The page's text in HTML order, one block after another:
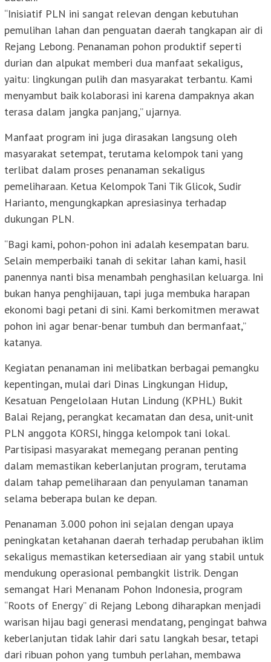
“Inisiatif PLN ini sangat relevan dengan kebutuhan
pemulihan lahan dan penguatan daerah tangkapan air di
Rejang Lebong. Penanaman pohon produktif seperti
durian dan alpukat memberi dua manfaat sekaligus,
yaitu: lingkungan pulih dan masyarakat terbantu. Kami
menyambut baik kolaborasi ini karena dampaknya akan
terasa dalam jangka panjang,” ujarnya.
Manfaat program ini juga dirasakan langsung oleh
masyarakat setempat, terutama kelompok tani yang
terlibat dalam proses penanaman sekaligus
pemeliharaan. Ketua Kelompok Tani Tik Glicok, Sudir
Harianto, mengungkapkan apresiasinya terhadap
dukungan PLN.
“Bagi kami, pohon-pohon ini adalah kesempatan baru.
Selain memperbaiki tanah di sekitar lahan kami, hasil
panennya nanti bisa menambah penghasilan keluarga. Ini
bukan hanya penghijauan, tapi juga membuka harapan
ekonomi bagi petani di sini. Kami berkomitmen merawat
pohon ini agar benar-benar tumbuh dan bermanfaat,”
katanya.
Kegiatan penanaman ini melibatkan berbagai pemangku
kepentingan, mulai dari Dinas Lingkungan Hidup,
Kesatuan Pengelolaan Hutan Lindung (KPHL) Bukit
Balai Rejang, perangkat kecamatan dan desa, unit-unit
PLN anggota KORSI, hingga kelompok tani lokal.
Partisipasi masyarakat memegang peranan penting
dalam memastikan keberlanjutan program, terutama
dalam tahap pemeliharaan dan penyulaman tanaman
selama beberapa bulan ke depan.
Penanaman 3.000 pohon ini sejalan dengan upaya
peningkatan ketahanan daerah terhadap perubahan iklim
sekaligus memastikan ketersediaan air yang stabil untuk
mendukung operasional pembangkit listrik. Dengan
semangat Hari Menanam Pohon Indonesia, program
“Roots of Energy” di Rejang Lebong diharapkan menjadi
warisan hijau bagi generasi mendatang, pengingat bahwa
keberlanjutan tidak lahir dari satu langkah besar, tetapi
dari ribuan pohon yang tumbuh perlahan, membawa